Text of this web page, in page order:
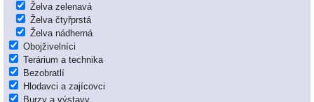
Želva zelenavá
Želva čtyřprstá
Želva nádherná
Obojživelníci
Terárium a technika
Bezobratlí
Hlodavci a zajícovci
Burzy a výstavy